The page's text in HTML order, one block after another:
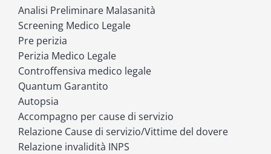
Analisi Preliminare Malasanità
Screening Medico Legale
Pre perizia
Perizia Medico Legale
Controffensiva medico legale
Quantum Garantito
Autopsia
Accompagno per cause di servizio
Relazione Cause di servizio/Vittime del dovere
Relazione invalidità INPS